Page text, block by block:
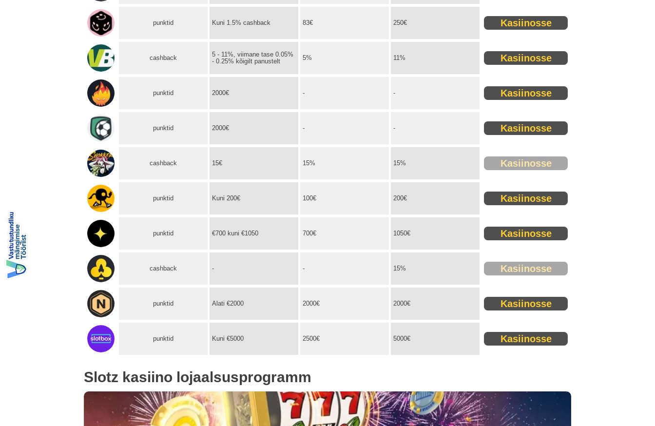
punktid Kuni 1.5% cashback 83€ 250€ Kasiinosse
cashback
5 - 11%, viimane tase 0.05%
- 0.25% kõigilt panustelt
5% 11% Kasiinosse
punktid 2000€ - - Kasiinosse
punktid 2000€ - - Kasiinosse
cashback 15€ 15% 15% Kasiinosse
punktid Kuni 200€ 100€ 200€ Kasiinosse
punktid €700 kuni €1050 700€ 1050€ Kasiinosse
cashback - - 15% Kasiinosse
punktid Alati €2000 2000€ 2000€ Kasiinosse
punktid Kuni €5000 2500€ 5000€ Kasiinosse
Slotz kasiino lojaalsusprogramm